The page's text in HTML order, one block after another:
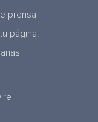
prensa
página!